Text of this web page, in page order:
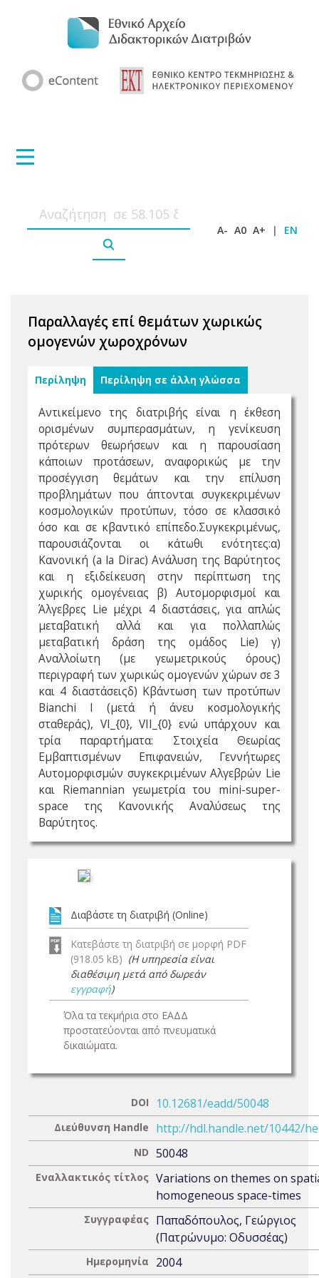
A- A0 A+ | EN
Παραλλαγές επί θεμάτων χωρικώς
ομογενών χωροχρόνων
Περίληψη Περίληψη σε άλλη γλώσσα
Αντικείμενο της διατριβής είναι η έκθεση
ορισμένων συμπερασμάτων, η γενίκευση
πρότερων θεωρήσεων και η παρουσίαση
κάποιων προτάσεων, αναφορικώς με την
προσέγγιση θεμάτων και την επίλυση
προβλημάτων που άπτονται συγκεκριμένων
κοσμολογικών προτύπων, τόσο σε κλασσικό
όσο και σε κβαντικό επίπεδο.Συγκεκριμένως,
παρουσιάζονται οι κάτωθι ενότητες:α)
Κανονική (a la Dirac) Ανάλυση της Βαρύτητος
και η εξιδείκευση στην περίπτωση της
χωρικής ομογένειας β) Αυτομορφισμοί και
Άλγεβρες Lie μέχρι 4 διαστάσεις, για απλώς
μεταβατική αλλά και για πολλαπλώς
μεταβατική δράση της ομάδος Lie) γ)
Αναλλοίωτη (με γεωμετρικούς όρους)
περιγραφή των χωρικώς ομογενών χώρων σε 3
και 4 διαστάσειςδ) Κβάντωση των προτύπων
Bianchi I (μετά ή άνευ κοσμολογικής
σταθεράς), VI_{0}, VII_{0} ενώ υπάρχουν και
τρία παραρτήματα: Στοιχεία Θεωρίας
Εμβαπτισμένων Επιφανειών, Γεννήτωρες
Αυτομορφισμών συγκεκριμένων Aλγεβρών Lie
και Riemannian γεωμετρία του mini-super-
space της Κανονικής Αναλύσεως της
Βαρύτητος.
Διαβάστε τη διατριβή (Online)
Κατεβάστε τη διατριβή σε μορφή PDF
(918.05 kB) (Η υπηρεσία είναι
διαθέσιμη μετά από δωρεάν
εγγραφή)
Όλα τα τεκμήρια στο ΕΑΔΔ
προστατεύονται από πνευματικά
δικαιώματα.
DOI 10.12681/eadd/50048
Διεύθυνση Handle http://hdl.handle.net/10442/
ND 50048
Εναλλακτικός τίτλος Variations on themes on
homogeneous space-times
Συγγραφέας Παπαδόπουλος, Γεώργιος
(Πατρώνυμο: Οδυσσέας)
Ημερομηνία 2004